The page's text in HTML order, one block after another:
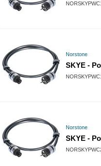
Norstone
SKYE -
Norstone
SKYE -